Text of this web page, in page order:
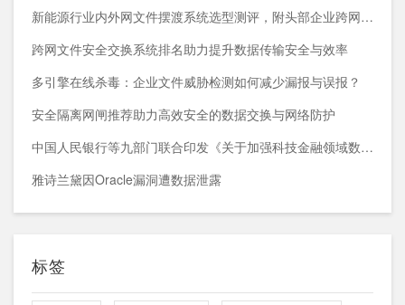
新能源行业内外网文件摆渡系统选型测评，附头部企业跨网部署案例
跨网文件安全交换系统排名助力提升数据传输安全与效率
多引擎在线杀毒：企业文件威胁检测如何减少漏报与误报？
安全隔离网闸推荐助力高效安全的数据交换与网络防护
中国人民银行等九部门联合印发《关于加强科技金融领域数据开发利用的通知》
雅诗兰黛因Oracle漏洞遭数据泄露
标签